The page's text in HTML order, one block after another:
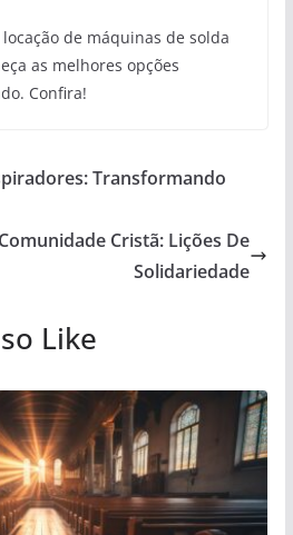
de máquinas de solda
as melhores opções
Confira!
Transformando
Cristã: Lições De
Solidariedade
Like